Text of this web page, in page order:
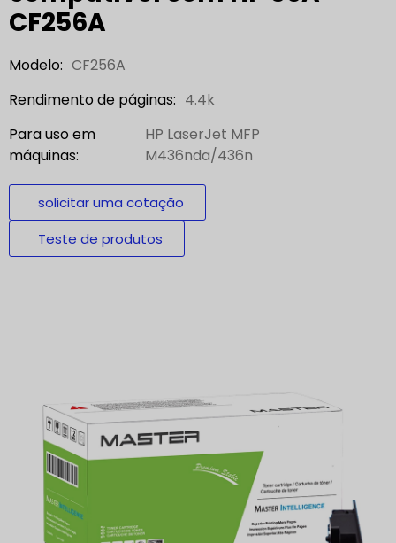
CF256A
Modelo: CF256A
Rendimento de páginas: 4.4k
Para uso em
máquinas:
HP LaserJet MFP
M436nda/436n
solicitar uma cotação
Teste de produtos